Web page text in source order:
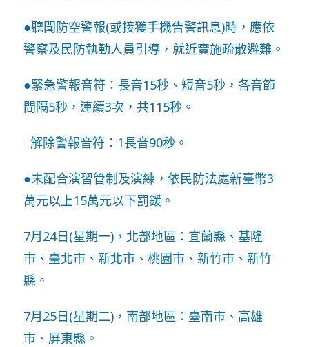
●聽聞防空警報(或接獲手機告警訊息)時，應依
警察及民防執勤人員引導，就近實施疏散避難。
●緊急警報音符：長音15秒、短音5秒，各音節
間隔5秒，連續3次，共115秒。
解除警報音符：1長音90秒。
●未配合演習管制及演練，依民防法處新臺幣3
萬元以上15萬元以下罰鍰。
7月24日(星期一)，北部地區：宜蘭縣、基隆
市、臺北市、新北市、桃園市、新竹市、新竹
縣。
7月25日(星期二)，南部地區：臺南市、高雄
市、屏東縣。